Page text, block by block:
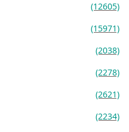
(12605)
(15971)
(2038)
(2278)
(2621)
(2234)